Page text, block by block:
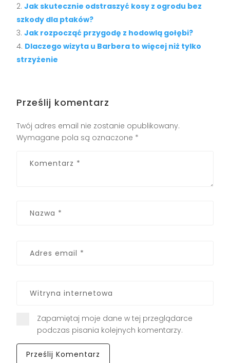
Jak skutecznie odstraszyć kosy z ogrodu bez
szkody dla ptaków?
Jak rozpocząć przygodę z hodowlą gołębi?
Dlaczego wizyta u Barbera to więcej niż tylko
strzyżenie
Prześlij komentarz
Twój adres email nie zostanie opublikowany.
Wymagane pola są oznaczone *
Zapamiętaj moje dane w tej przeglądarce
podczas pisania kolejnych komentarzy.